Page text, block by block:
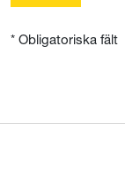
* Obligatoriska fält